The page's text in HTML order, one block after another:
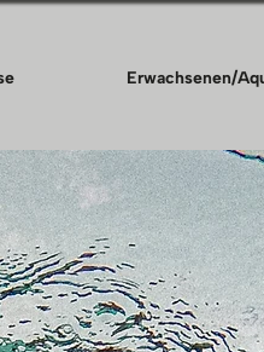
Erwachsenen/